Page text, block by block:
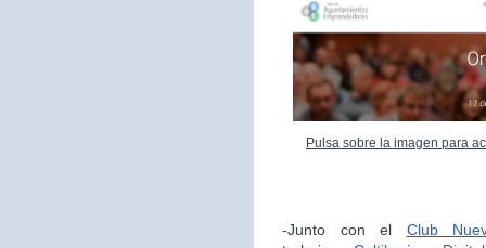
Pulsa sobre la imagen para
-Junto con el Club